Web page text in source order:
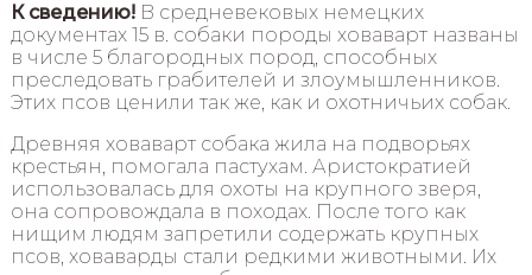
К сведению!В средневековых немецких
документах 15 в. собаки породы ховаварт названы
в числе 5 благородных пород, способных
преследовать грабителей и злоумышленников.
Этих псов ценили так же, как и охотничьих собак.
Древняя ховаварт собака жила на подворьях
крестьян, помогала пастухам. Аристократией
использовалась для охоты на крупного зверя,
она сопровождала в походах. После того как
нищим людям запретили содержать крупных
псов, ховаварды стали редкими животными. Их